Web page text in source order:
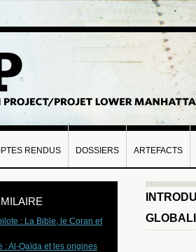
RENDUS DOSSIERS ARTEFACTS
: La Bible, le Coran et
: Al-Qaïda et les origines